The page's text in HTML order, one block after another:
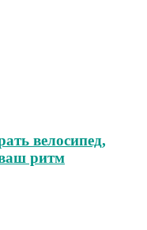
велосипед,
ритм